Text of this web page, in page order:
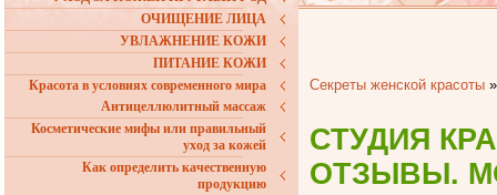
ОЧИЩЕНИЕ ЛИЦА
УВЛАЖНЕНИЕ КОЖИ
ПИТАНИЕ КОЖИ
Красота в условиях современного мира
Антицеллюлитный массаж
Косметические мифы или правильный
уход за кожей
Как определить качественную
продукцию
Секреты женской красоты
СТУДИЯ
ОТЗЫВЫ.